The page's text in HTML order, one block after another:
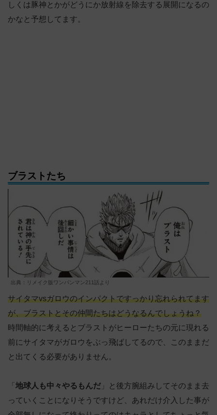
しくは豚神とかがどうにか放射線を除去する展開になるの
かなと予想してます。
ブラストたち
出典：リメイク版ワンパンマン211話より
サイタマvsガロウのインパクトですっかり忘れられてます
が、ブラストとその仲間たちはどうなるんでしょうね？
時間軸的に考えるとブラストがヒーローたちの元に現れる
前にサイタマがガロウをぶっ飛ばしてるので、このままだ
と出てくる必要がありません。
「 地球人も中々やるもんだ 」と後方腕組みしてそのまま去
っていくことになりそうですけど、あれだけ介入した事が